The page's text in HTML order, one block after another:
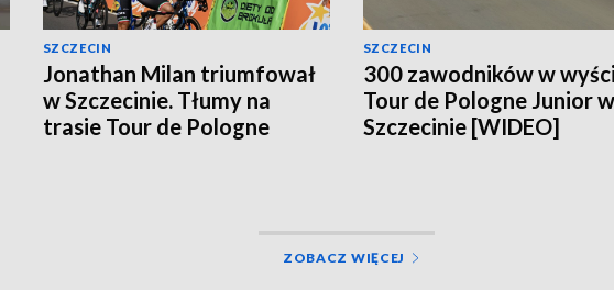
SZCZECIN
Jonathan Milan triumfował
w Szczecinie. Tłumy na
trasie Tour de Pologne
SZCZECIN
300 zawodników w
Tour de Pologne Junior w
Szczecinie [WIDEO]
ZOBACZ WIĘCEJ